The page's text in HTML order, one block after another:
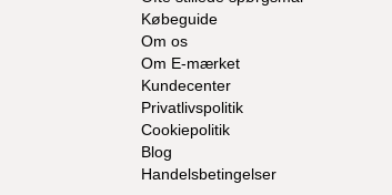
Købeguide
Om os
Om E-mærket
Kundecenter
Privatlivspolitik
Cookiepolitik
Blog
Handelsbetingelser